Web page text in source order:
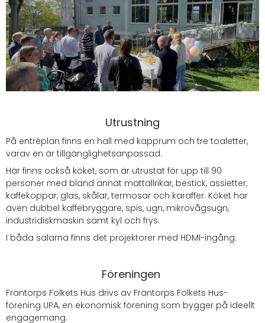
Utrustning
På entréplan finns en hall med kapprum och tre toaletter,
varav en är tillgänglighetsanpassad.
Här finns också köket, som är utrustat för upp till 90
personer med bland annat mattallrikar, bestick, assietter,
kaffekoppar, glas, skålar, termosar och karaffer. Köket har
även dubbel kaffebryggare, spis, ugn, mikrovågsugn,
industridiskmaskin samt kyl och frys.
I båda salarna finns det projektorer med HDMI-ingång.
Föreningen
Fräntorps Folkets Hus drivs av Fräntorps Folkets Hus-
förening UPA, en ekonomisk förening som bygger på ideellt
engagemang.